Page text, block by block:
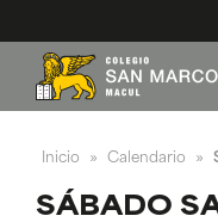
Inicio » Calendario »
SÁBADO